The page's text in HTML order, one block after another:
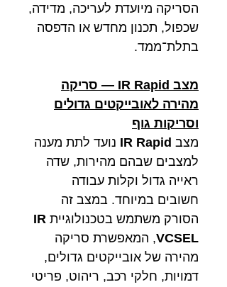
הסריקה מיועדת לעריכה, מדידה,
שכפול, תכנון מחדש או הדפסה
בתלת־ממד.
מצב IR Rapid — סריקה
מהירה לאובייקטים גדולים
וסריקות גוף
מצב IR Rapid נועד לתת מענה
למצבים שבהם מהירות, שדה
ראייה גדול וקלות עבודה
חשובים במיוחד. במצב זה
הסורק משתמש בטכנולוגיית IR
VCSEL, המאפשרת סריקה
מהירה של אובייקטים גדולים,
דמויות, חלקי רכב, ריהוט, פריטי